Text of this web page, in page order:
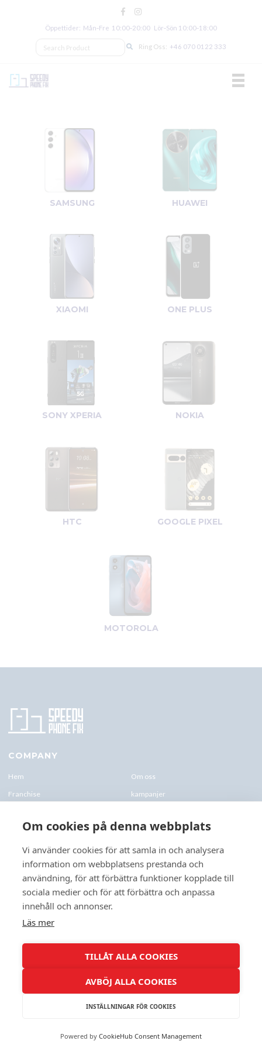
Öppettider: Mån‑Fre 10:00‑20:00 Lör‑Sön 10:00‑18:00
Ring Oss: +46 070 0122 333
SAMSUNG HUAWEI
XIAOMI ONE PLUS
SONY XPERIA NOKIA
HTC GOOGLE PIXEL
MOTOROLA
COMPANY
Hem Om oss
Franchise kampanjer
Företagskund & Utbildning FAQs
CONTACTS
+46 070 0122 333
Företagsvägen 10, 227 61 Lund
Lund@speedyphonefix.net
Om cookies på denna webbplats
Vi använder cookies för att samla in och analysera
information om webbplatsens prestanda och
användning, för att förbättra funktioner kopplade till
sociala medier och för att förbättra och anpassa
innehåll och annonser.
Läs mer
TILLÅT ALLA COOKIES
AVBÖJ ALLA COOKIES
INSTÄLLNINGAR FÖR COOKIES
Powered by CookieHub Consent Management